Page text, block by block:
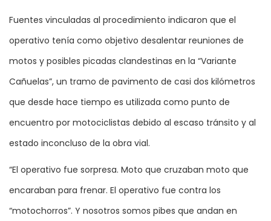
Fuentes vinculadas al procedimiento indicaron que el
operativo tenía como objetivo desalentar reuniones de
motos y posibles picadas clandestinas en la “Variante
Cañuelas”, un tramo de pavimento de casi dos kilómetros
que desde hace tiempo es utilizada como punto de
encuentro por motociclistas debido al escaso tránsito y al
estado inconcluso de la obra vial.
“El operativo fue sorpresa. Moto que cruzaban moto que
encaraban para frenar. El operativo fue contra los
“motochorros”. Y nosotros somos pibes que andan en